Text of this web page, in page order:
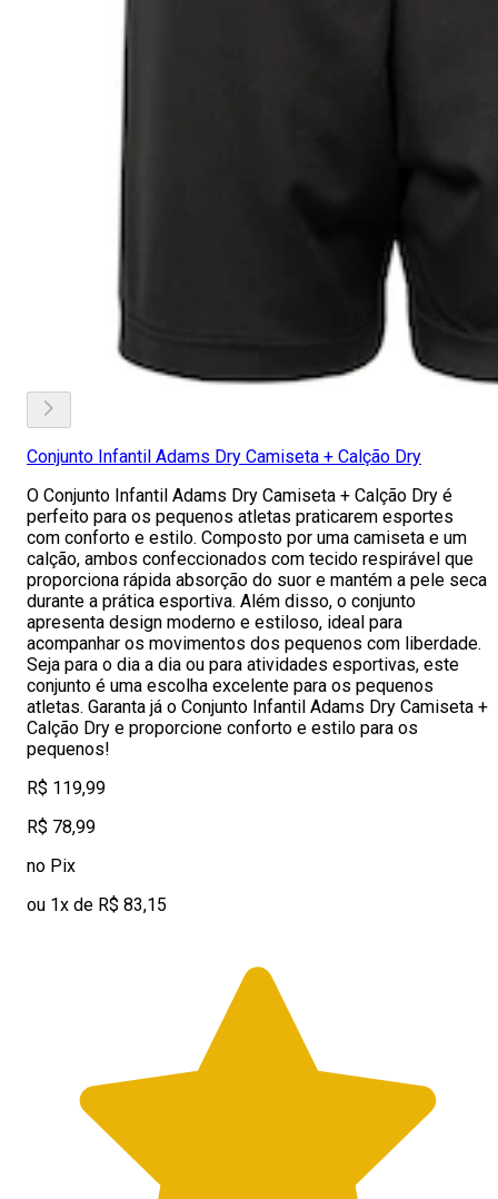
Conjunto Infantil Adams Dry Camiseta + Calção Dry
O Conjunto Infantil Adams Dry Camiseta + Calção Dry é
perfeito para os pequenos atletas praticarem esportes
com conforto e estilo. Composto por uma camiseta e um
calção, ambos confeccionados com tecido respirável que
proporciona rápida absorção do suor e mantém a pele seca
durante a prática esportiva. Além disso, o conjunto
apresenta design moderno e estiloso, ideal para
acompanhar os movimentos dos pequenos com liberdade.
Seja para o dia a dia ou para atividades esportivas, este
conjunto é uma escolha excelente para os pequenos
atletas. Garanta já o Conjunto Infantil Adams Dry Camiseta +
Calção Dry e proporcione conforto e estilo para os
pequenos!
R$ 119,99
R$ 78,99
no Pix
ou 1x de R$ 83,15